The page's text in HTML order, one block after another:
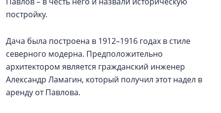
постройку.
Дача была построена в 1912–1916 годах в стиле
северного модерна. Предположительно
архитектором является гражданский инженер
Александр Ламагин, который получил этот надел в
аренду от Павлова.